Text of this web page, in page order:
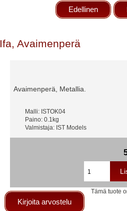
Edellinen
Ifa, Avaimenperä
Avaimenperä, Metallia.
Malli: ISTOK04
Paino: 0.1kg
Valmistaja: IST Models
Kirjoita arvostelu
Tämä tuote